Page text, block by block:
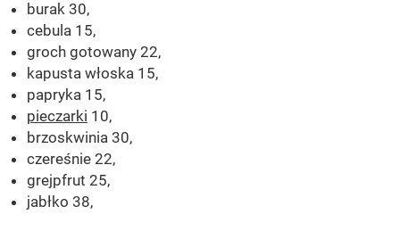
burak 30,
cebula 15,
groch gotowany 22,
kapusta włoska 15,
papryka 15,
pieczarki 10,
brzoskwinia 30,
czereśnie 22,
grejpfrut 25,
jabłko 38,